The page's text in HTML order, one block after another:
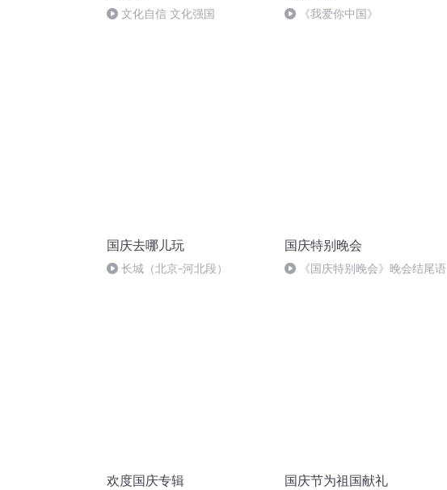
文化自信 文化强国 《我爱你中国》
国庆去哪儿玩
长城（北京-河北段）
国庆特别晚会
《国庆特别晚会》晚会结尾语
欢度国庆专辑 国庆节为祖国献礼